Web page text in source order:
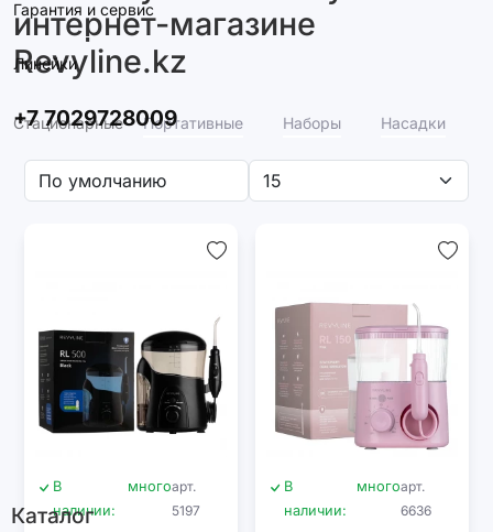
Гарантия и сервис
Линейки
+7 7029728009
Каталог
интернет-магазине
Revyline.kz
Стационарные Портативные Наборы Насадки
В
наличии:
многоарт.
5197
В
наличии:
многоарт.
6636